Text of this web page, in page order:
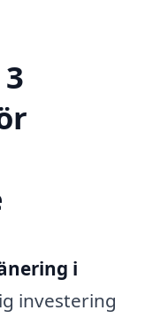
i
investering